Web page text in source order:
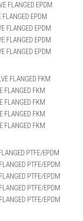
FLANGED EPDM
EPDM
FLANGED EPDM
FLANGED EPDM
FLANGED EPDM
FLANGED FKM
FLANGED FKM
FLANGED FKM
FLANGED FKM
FLANGED FKM
PTFE/EPDM
PTFE/EPDM
PTFE/EPDM
PTFE/EPDM
PTFE/EPDM